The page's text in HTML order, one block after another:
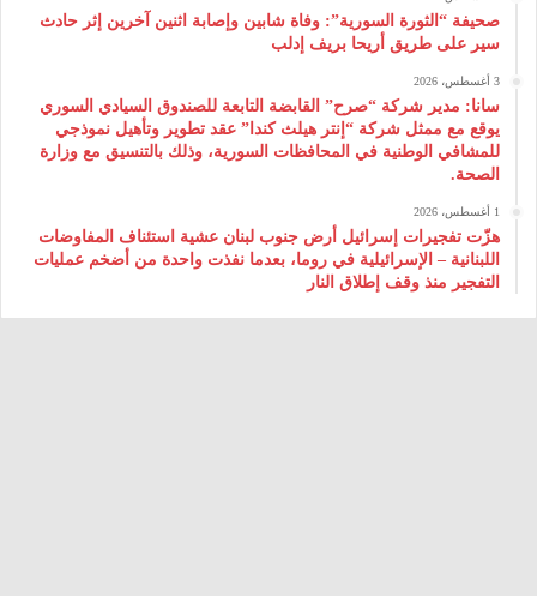
صحيفة “الثورة السورية”: وفاة شابين وإصابة اثنين آخرين إثر حادث
سير على طريق أريحا بريف إدلب
3 أغسطس، 2026
سانا: مدير شركة “صرح” القابضة التابعة للصندوق السيادي السوري
يوقع مع ممثل شركة “إنتر هيلث كندا” عقد تطوير وتأهيل نموذجي
للمشافي الوطنية في المحافظات السورية، وذلك بالتنسيق مع وزارة
الصحة.
1 أغسطس، 2026
هزّت تفجيرات إسرائيل أرض جنوب لبنان عشية استئناف المفاوضات
اللبنانية – الإسرائيلية في روما، بعدما نفذت واحدة من أضخم عمليات
التفجير منذ وقف إطلاق النار